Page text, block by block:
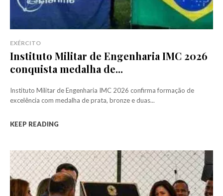
EXÉRCITO
Instituto Militar de Engenharia IMC 2026
conquista medalha de...
Instituto Militar de Engenharia IMC 2026 confirma formação de
excelência com medalha de prata, bronze e duas...
KEEP READING